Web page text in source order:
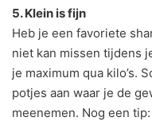
5. Klein is fijn
Heb je een favoriete
niet kan missen tijdens
je maximum qua kilo’s.
potjes aan waar je de
meenemen. Nog een